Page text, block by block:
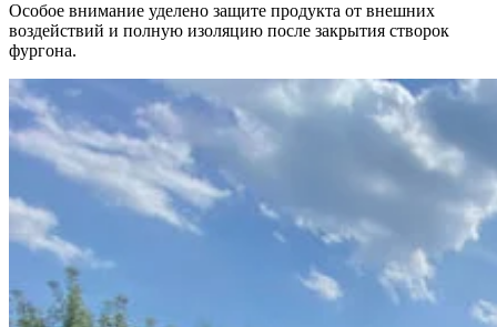
Особое внимание уделено защите продукта от внешних
воздействий и полную изоляцию после закрытия створок
фургона.